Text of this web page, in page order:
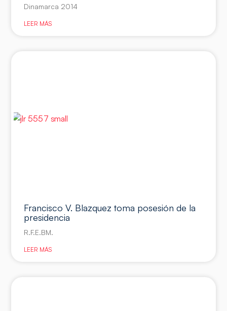
Dinamarca 2014
LEER MÁS
Francisco V. Blazquez toma posesión de la
presidencia
R.F.E.BM.
LEER MÁS